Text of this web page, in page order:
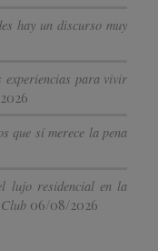
hay un discurso muy
experiencias para vivir
que sí merece la pena
lujo residencial en la
06/08/2026